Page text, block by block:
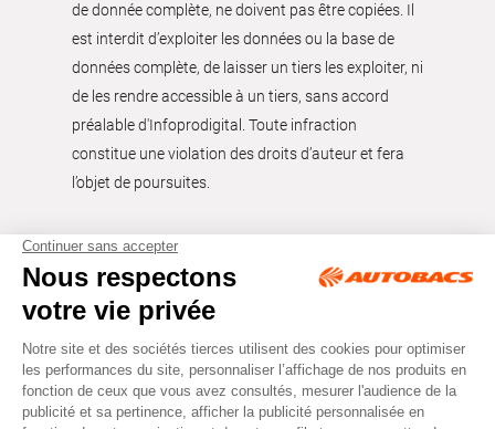
de donnée complète, ne doivent pas être copiées. Il
est interdit d’exploiter les données ou la base de
données complète, de laisser un tiers les exploiter, ni
de les rendre accessible à un tiers, sans accord
préalable d'Infoprodigital. Toute infraction
constitue une violation des droits d’auteur et fera
l’objet de poursuites.
Tous droits réservés © Autobacs